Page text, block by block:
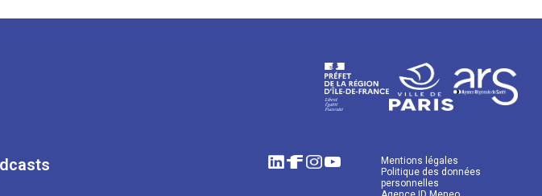
Mentions légales
Politique des données
personnelles